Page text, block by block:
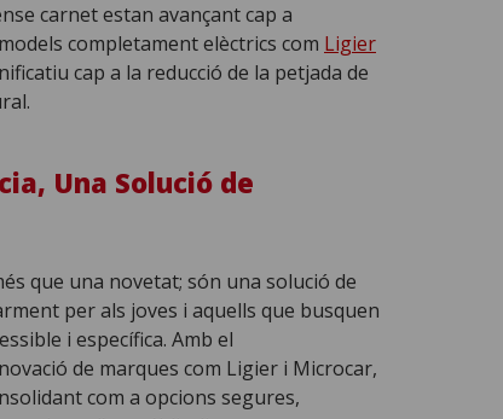
carnet estan avançant cap a
completament elèctrics com Ligier
cap a la reducció de la petjada de
Una Solució de
que una novetat; són una solució de
per als joves i aquells que busquen
i específica. Amb el
de marques com Ligier i Microcar,
com a opcions segures,